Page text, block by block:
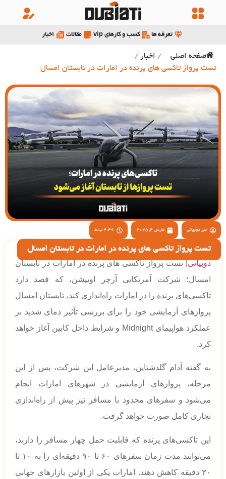
تعرفه ها کسب و کارهای vip مقالات اخبار
صفحه اصلی / اخبار /
تست پرواز تاکسی های پرنده در امارات در تابستان امسال
خبر دوبیاتی مارس 4, 2025 4:46 ب.ظ
تست پرواز تاکسی های پرنده در امارات در تابستان امسال
دوبیاتی| تست پرواز تاکسی های پرنده در امارات در تابستان
امسال؛ شرکت آمریکایی آرچر اوییشن، که قصد دارد
تاکسی‌های پرنده را در امارات راه‌اندازی کند، تابستان امسال
پروازهای آزمایشی خود را برای بررسی تأثیر دمای شدید بر
عملکرد هواپیمای Midnight و شرایط داخل کابین آغاز خواهد
کرد.
به گفته آدام گلدشتاین، مدیرعامل این شرکت، پس از این
مرحله، پروازهای آزمایشی در شهرهای امارات انجام
می‌شود و سفرهای محدود با مسافر نیز پیش از راه‌اندازی
تجاری کامل صورت خواهد گرفت.
این تاکسی‌های پرنده که قابلیت حمل چهار مسافر را دارند،
می‌توانند مدت زمان سفرهای ۶۰ تا ۹۰ دقیقه‌ای را به ۱۰ تا
۳۰ دقیقه کاهش دهند. امارات یکی از اولین بازارهای جهانی